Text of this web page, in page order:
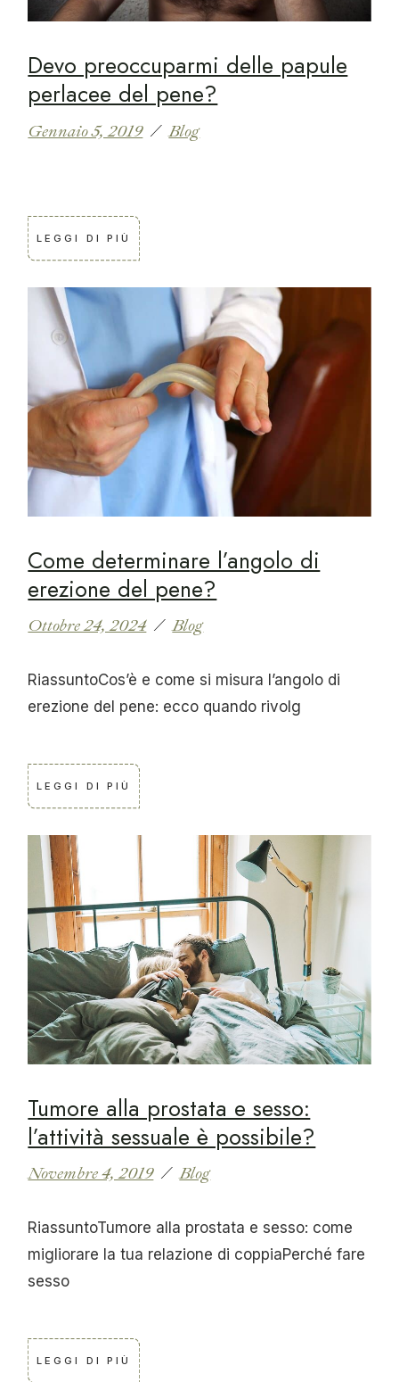
Devo preoccuparmi delle papule
perlacee del pene?
Gennaio 5, 2019 Blog
LEGGI DI PIÙ
Come determinare l’angolo di
erezione del pene?
Ottobre 24, 2024 Blog
RiassuntoCos’è e come si misura l’angolo di
erezione del pene: ecco quando rivolg
LEGGI DI PIÙ
Tumore alla prostata e sesso:
l’attività sessuale è possibile?
Novembre 4, 2019 Blog
RiassuntoTumore alla prostata e sesso: come
migliorare la tua relazione di coppiaPerché fare
sesso
LEGGI DI PIÙ